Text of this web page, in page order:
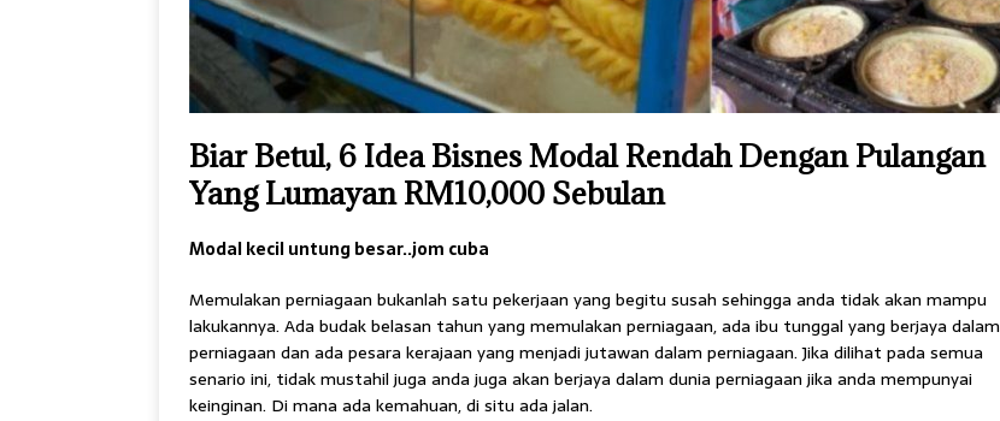
Biar Betul, 6 Idea Bisnes Modal Rendah Dengan Pulangan
Yang Lumayan RM10,000 Sebulan
Modal kecil untung besar..jom cuba
Memulakan perniagaan bukanlah satu pekerjaan yang begitu susah sehingga anda tidak akan mampu
lakukannya. Ada budak belasan tahun yang memulakan perniagaan, ada ibu tunggal yang berjaya dalam
perniagaan dan ada pesara kerajaan yang menjadi jutawan dalam perniagaan. Jika dilihat pada semua
senario ini, tidak mustahil juga anda juga akan berjaya dalam dunia perniagaan jika anda mempunyai
keinginan. Di mana ada kemahuan, di situ ada jalan.